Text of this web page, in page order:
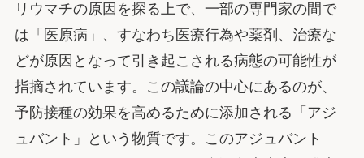
リウマチの原因を探る上で、一部の専門家の間で
は「医原病」、すなわち医療行為や薬剤、治療な
どが原因となって引き起こされる病態の可能性が
指摘されています。この議論の中心にあるのが、
予防接種の効果を高めるために添加される「アジ
ュバント」という物質です。このアジュバント